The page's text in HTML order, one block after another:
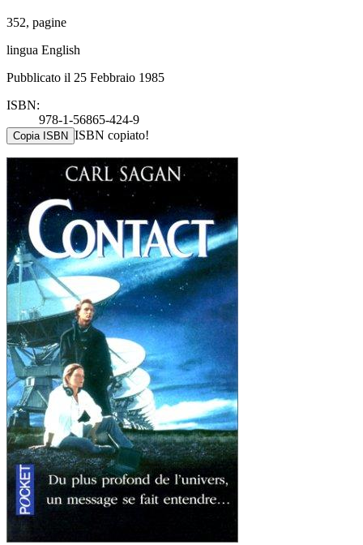
352, pagine
lingua English
Pubblicato il 25 Febbraio 1985
ISBN:
978-1-56865-424-9
Copia ISBN ISBN copiato!